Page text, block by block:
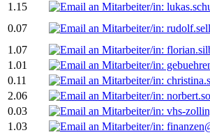
1.15
0.07
1.07
1.01
0.11
2.06
0.03
1.03